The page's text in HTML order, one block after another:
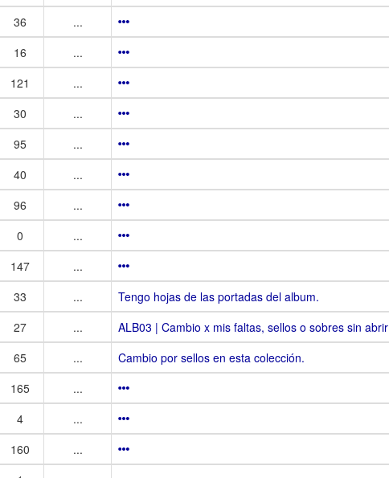
36
...
16
...
121
...
30
...
95
...
40
...
96
...
0
...
147
...
33 ...
Tengo hojas de las portadas del album.
27 ...
ALB03 | Cambio x mis faltas, sellos o sobres sin abrir
65 ...
Cambio por sellos en esta colección.
165
...
4
...
160
...